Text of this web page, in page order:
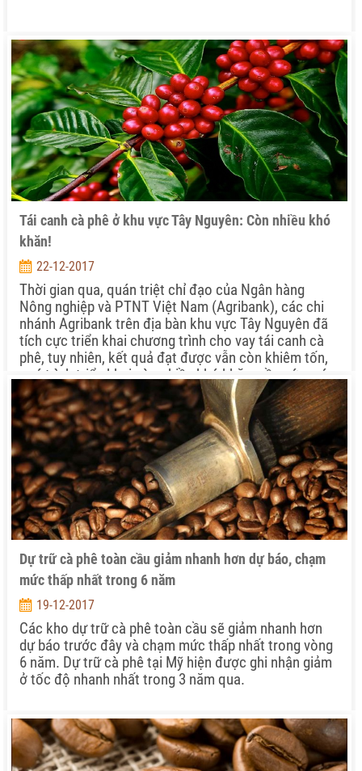
Tái canh cà phê ở khu vực Tây Nguyên: Còn nhiều khó
khăn!
22-12-2017
Thời gian qua, quán triệt chỉ đạo của Ngân hàng
Nông nghiệp và PTNT Việt Nam (Agribank), các chi
nhánh Agribank trên địa bàn khu vực Tây Nguyên đã
tích cực triển khai chương trình cho vay tái canh cà
phê, tuy nhiên, kết quả đạt được vẫn còn khiêm tốn,
quá trình triển khai còn nhiều khó khăn, cần sớm có
giải pháp tháo gỡ.
Dự trữ cà phê toàn cầu giảm nhanh hơn dự báo, chạm
mức thấp nhất trong 6 năm
19-12-2017
Các kho dự trữ cà phê toàn cầu sẽ giảm nhanh hơn
dự báo trước đây và chạm mức thấp nhất trong vòng
6 năm. Dự trữ cà phê tại Mỹ hiện được ghi nhận giảm
ở tốc độ nhanh nhất trong 3 năm qua.